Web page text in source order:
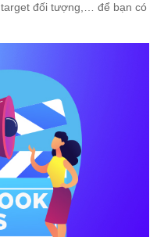
đối tượng,… để bạn có